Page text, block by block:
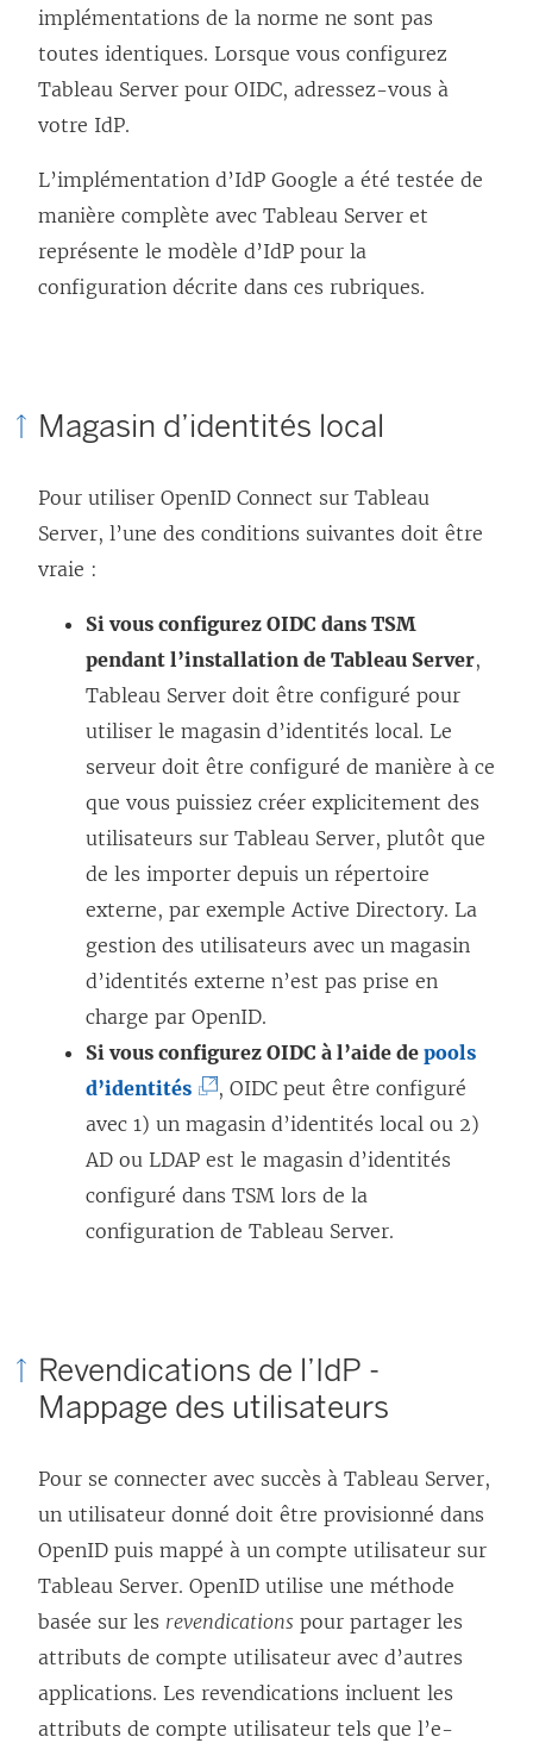
u
v
e
l
e
f
e
r
)
implémentations de la norme ne sont pas
toutes identiques. Lorsque vous configurez
Tableau Server pour OIDC, adressez-vous à
votre IdP.
L’implémentation d’IdP Google a été testée de
manière complète avec Tableau Server et
représente le modèle d’IdP pour la
configuration décrite dans ces rubriques.
Magasin d’identités local
Pour utiliser OpenID Connect sur Tableau
Server, l’une des conditions suivantes doit être
vraie :
Si vous configurez OIDC dans TSM
pendant l’installation de Tableau Server,
Tableau Server doit être configuré pour
utiliser le magasin d’identités local. Le
serveur doit être configuré de manière à ce
que vous puissiez créer explicitement des
utilisateurs sur Tableau Server, plutôt que
de les importer depuis un répertoire
externe, par exemple Active Directory. La
gestion des utilisateurs avec un magasin
d’identités externe n’est pas prise en
charge par OpenID.
Si vous configurez OIDC à l’aide de pools
d’identités(
L
e
l
i
’
o
v
r
e
d
a
n
s
u
, OIDC peut être configuré
avec 1) un magasin d’identités local ou 2)
AD ou LDAP est le magasin d’identités
configuré dans TSM lors de la
configuration de Tableau Server.
Revendications de l’IdP -
Mappage des utilisateurs
Pour se connecter avec succès à Tableau Server,
un utilisateur donné doit être provisionné dans
OpenID puis mappé à un compte utilisateur sur
Tableau Server. OpenID utilise une méthode
basée sur les revendications pour partager les
attributs de compte utilisateur avec d’autres
applications. Les revendications incluent les
attributs de compte utilisateur tels que l’e-